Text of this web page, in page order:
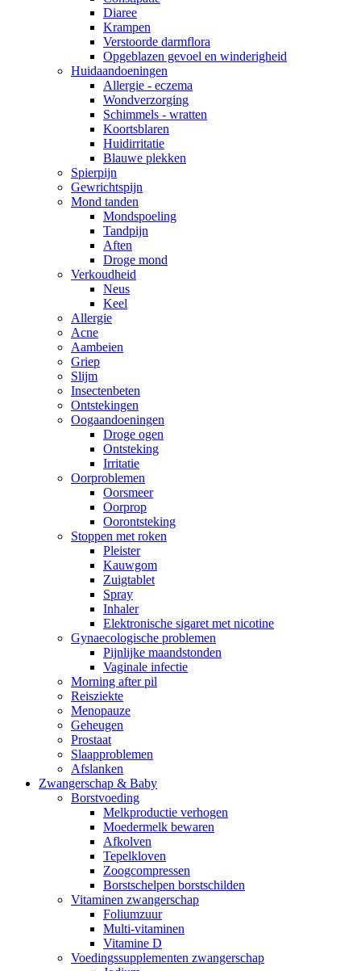
Diaree
Krampen
Verstoorde darmflora
Opgeblazen gevoel en winderigheid
Huidaandoeningen
Allergie - eczema
Wondverzorging
Schimmels - wratten
Koortsblaren
Huidirritatie
Blauwe plekken
Spierpijn
Gewrichtspijn
Mond tanden
Mondspoeling
Tandpijn
Aften
Droge mond
Verkoudheid
Neus
Keel
Allergie
Acne
Aambeien
Griep
Slijm
Insectenbeten
Ontstekingen
Oogaandoeningen
Droge ogen
Ontsteking
Irritatie
Oorproblemen
Oorsmeer
Oorprop
Oorontsteking
Stoppen met roken
Pleister
Kauwgom
Zuigtablet
Spray
Inhaler
Elektronische sigaret met nicotine
Gynaecologische problemen
Pijnlijke maandstonden
Vaginale infectie
Morning after pil
Reisziekte
Menopauze
Geheugen
Prostaat
Slaapproblemen
Afslanken
Zwangerschap & Baby
Borstvoeding
Melkproductie verhogen
Moedermelk bewaren
Afkolven
Tepelkloven
Zoogcompressen
Borstschelpen borstschilden
Vitaminen zwangerschap
Foliumzuur
Multi-vitaminen
Vitamine D
Voedingssupplementen zwangerschap